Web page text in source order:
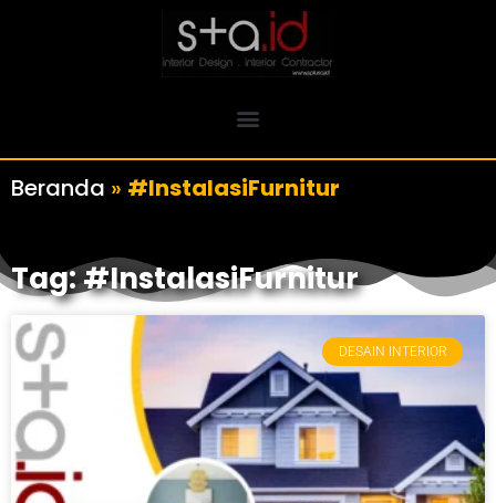
Beranda » #InstalasiFurnitur
Tag: #InstalasiFurnitur
DESAIN INTERIOR